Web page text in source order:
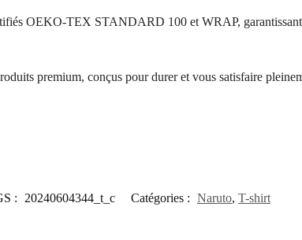
OEKO-TEX STANDARD 100 et WRAP, garantissant
premium, conçus pour durer et vous satisfaire
: 20240604344_t_c Catégories : Naruto, T-shirt